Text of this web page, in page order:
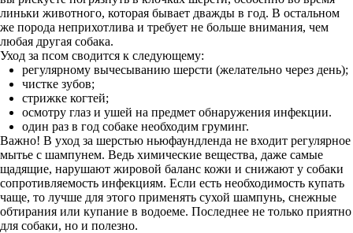
линьки животного, которая бывает дважды в год. В остальном
же порода неприхотлива и требует не больше внимания, чем
любая другая собака.
Уход за псом сводится к следующему:
регулярному вычесыванию шерсти (желательно через день);
чистке зубов;
стрижке когтей;
осмотру глаз и ушей на предмет обнаружения инфекции.
один раз в год собаке необходим груминг.
Важно! В уход за шерстью ньюфаундленда не входит регулярное
мытье с шампунем. Ведь химические вещества, даже самые
щадящие, нарушают жировой баланс кожи и снижают у собаки
сопротивляемость инфекциям. Если есть необходимость купать
чаще, то лучше для этого применять сухой шампунь, снежные
обтирания или купание в водоеме. Последнее не только приятно
для собаки, но и полезно.